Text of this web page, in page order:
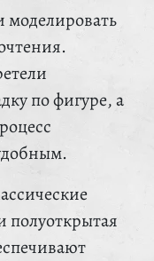
по фигуре, а
полуоткрытая